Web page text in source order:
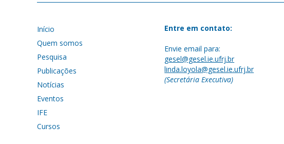
Início
Quem somos
Pesquisa
Publicações
Notícias
Eventos
IFE
Cursos
Entre em contato:
Envie email para:
gesel@gesel.ie.ufrj.br
linda.loyola@gesel.ie.ufrj.br
(Secretária Executiva)